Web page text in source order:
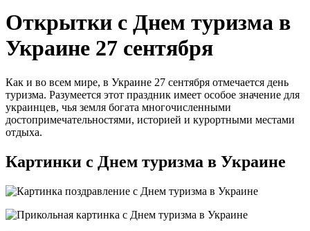
Открытки с Днем туризма в
Украине 27 сентября
Как и во всем мире, в Украине 27 сентября отмечается день
туризма. Разумеется этот праздник имеет особое значение для
украинцев, чья земля богата многочисленными
достопримечательностями, историей и курортными местами
отдыха.
Картинки с Днем туризма в Украине